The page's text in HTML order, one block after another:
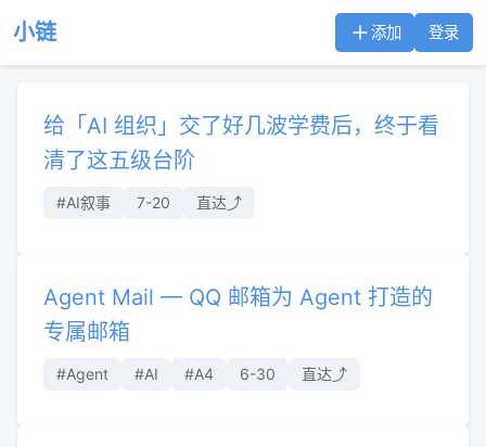
小链 添加 登录
给「AI 组织」交了好几波学费后，终于看
清了这五级台阶
#AI叙事 7-20 直达⤴︎
Agent Mail — QQ 邮箱为 Agent 打造的
专属邮箱
#Agent #AI #A4 6-30 直达⤴︎